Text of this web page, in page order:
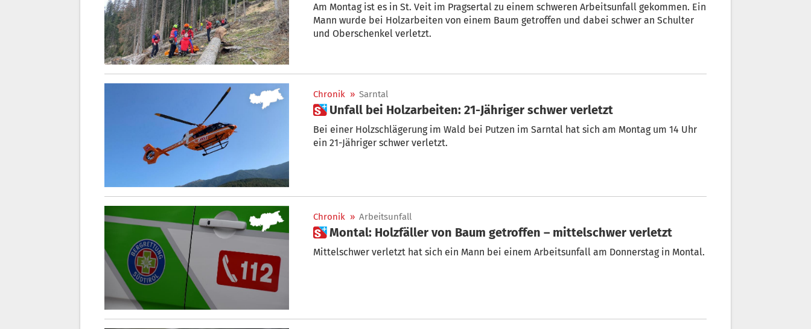
Am Montag ist es in St. Veit im Pragsertal zu einem schweren Arbeitsunfall gekommen. Ein
Mann wurde bei Holzarbeiten von einem Baum getroffen und dabei schwer an Schulter
und Oberschenkel verletzt.
Chronik » Sarntal
 Unfall bei Holzarbeiten: 21-Jähriger schwer verletzt
Bei einer Holzschlägerung im Wald bei Putzen im Sarntal hat sich am Montag um 14 Uhr
ein 21-Jähriger schwer verletzt.
Chronik » Arbeitsunfall
 Montal: Holzfäller von Baum getroffen – mittelschwer verletzt
Mittelschwer verletzt hat sich ein Mann bei einem Arbeitsunfall am Donnerstag in Montal.